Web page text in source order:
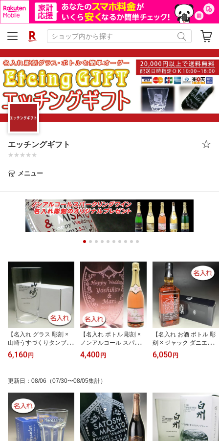
エッチングギフト
メニュー
【名入れ グラス 彫刻 ×
山崎うすづくりタンブラ
ー / 1脚 / クラフト箱】名
入れ ハイボール グラス
り 名前入り 名前入れ サ
ントリー 山崎 ウイスキ
ー ハイボール ジョッキ
グラス
6,160 円
【名入れ ボトル 彫刻 ×
ノンアルコール スパーク
リングワイン / デュク・
ドゥ・モンターニュ ロゼ
ナル プレゼント ラベル
刻印 レリーフ
4,400 円
【名入れ お酒 ボトル 彫
刻 × ジャック ダニエル
ブラック 正規 700ml / メ
ーカー箱】Jack Daniel's
ーフ 名前入り ウイスキ
ー オリジナル ギフト 刻
印
6,050 円
更新日 ： 08/06 （07/30〜08/05集計）